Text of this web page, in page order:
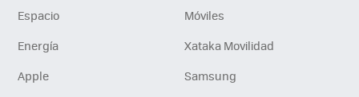
Espacio
Móviles
Energía
Xataka Movilidad
Apple
Samsung